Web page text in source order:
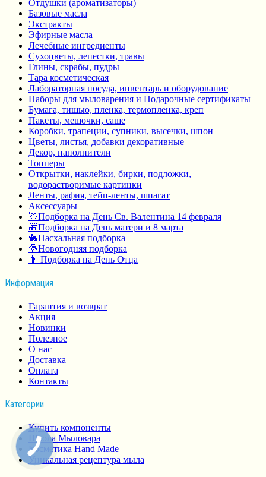
Отдушки (ароматизаторы)
Базовые масла
Экстракты
Эфирные масла
Лечебные ингредиенты
Сухоцветы, лепестки, травы
Глины, скрабы, пудры
Тара косметическая
Лабораторная посуда, инвентарь и оборудование
Наборы для мыловарения и Подарочные сертификаты
Бумага, тишью, пленка, термопленка, креп
Пакеты, мешочки, саше
Коробки, трапеции, супники, высечки, шпон
Цветы, листья, добавки декоративные
Декор, наполнители
Топперы
Открытки, наклейки, бирки, подложки,
водорастворимые картинки
Ленты, рафия, тейп-ленты, шпагат
Аксессуары
💘Подборка на День Св. Валентина 14 февраля
🎁Подборка на День матери и 8 марта
🐇Пасхальная подборка
🎅Новогодняя подборка
👨 Подборка на День Отца
Информация
Гарантия и возврат
Акция
Новинки
Полезное
О нас
Доставка
Оплата
Контакты
Категории
Купить компоненты
Школа Мыловара
Косметика Hand Made
Уникальная рецептура мыла